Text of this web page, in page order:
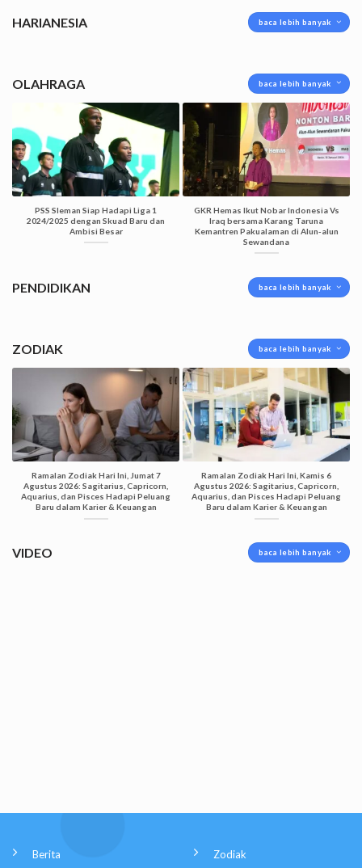
HARIANESIA baca lebih banyak
OLAHRAGA baca lebih banyak
PSS Sleman Siap Hadapi Liga 1
2024/2025 dengan Skuad Baru dan
Ambisi Besar
GKR Hemas Ikut Nobar Indonesia Vs
Iraq bersama Karang Taruna
Kemantren Pakualaman di Alun-alun
Sewandana
PENDIDIKAN baca lebih banyak
ZODIAK baca lebih banyak
Ramalan Zodiak Hari Ini, Jumat 7
Agustus 2026: Sagitarius, Capricorn,
Aquarius, dan Pisces Hadapi Peluang
Baru dalam Karier & Keuangan
Ramalan Zodiak Hari Ini, Kamis 6
Agustus 2026: Sagitarius, Capricorn,
Aquarius, dan Pisces Hadapi Peluang
Baru dalam Karier & Keuangan
VIDEO baca lebih banyak
Berita Zodiak